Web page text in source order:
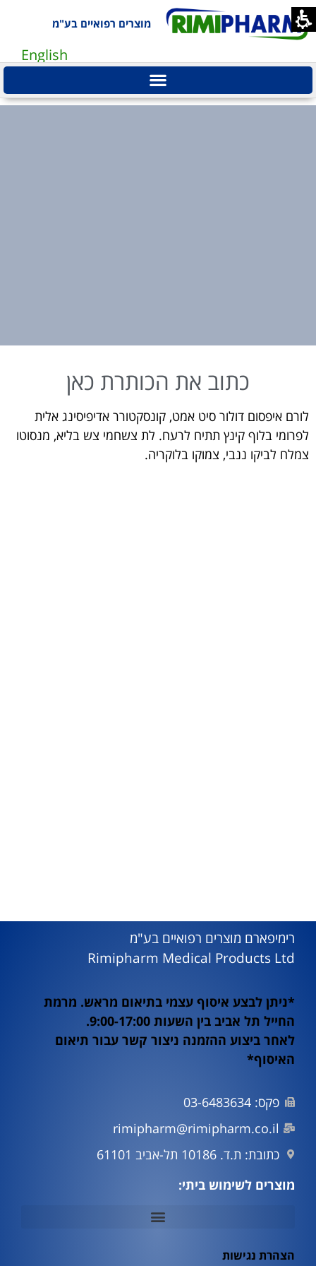
מידע
מקצועי
-
-
ערכות
לאבחון
מוצרים רפואיים בע"מ
English
כתוב את הכותרת כאן
לורם איפסום דולור סיט אמט, קונסקטורר אדיפיסינג אלית
לפרומי בלוף קינץ תתיח לרעח. לת צשחמי צש בליא, מנסוטו
צמלח לביקו ננבי, צמוקו בלוקריה.
רימיפארם מוצרים רפואיים בע"מ
Rimipharm Medical Products Ltd
*ניתן לבצע איסוף עצמי בתיאום מראש. מרמת
החייל תל אביב בין השעות 9:00-17:00.
לאחר ביצוע ההזמנה ניצור קשר עבור תיאום
האיסוף*
פקס: 03-6483634
rimipharm@rimipharm.co.il
כתובת: ת.ד. 10186 תל-אביב 61101
מוצרים לשימוש ביתי:
הצהרת נגישות